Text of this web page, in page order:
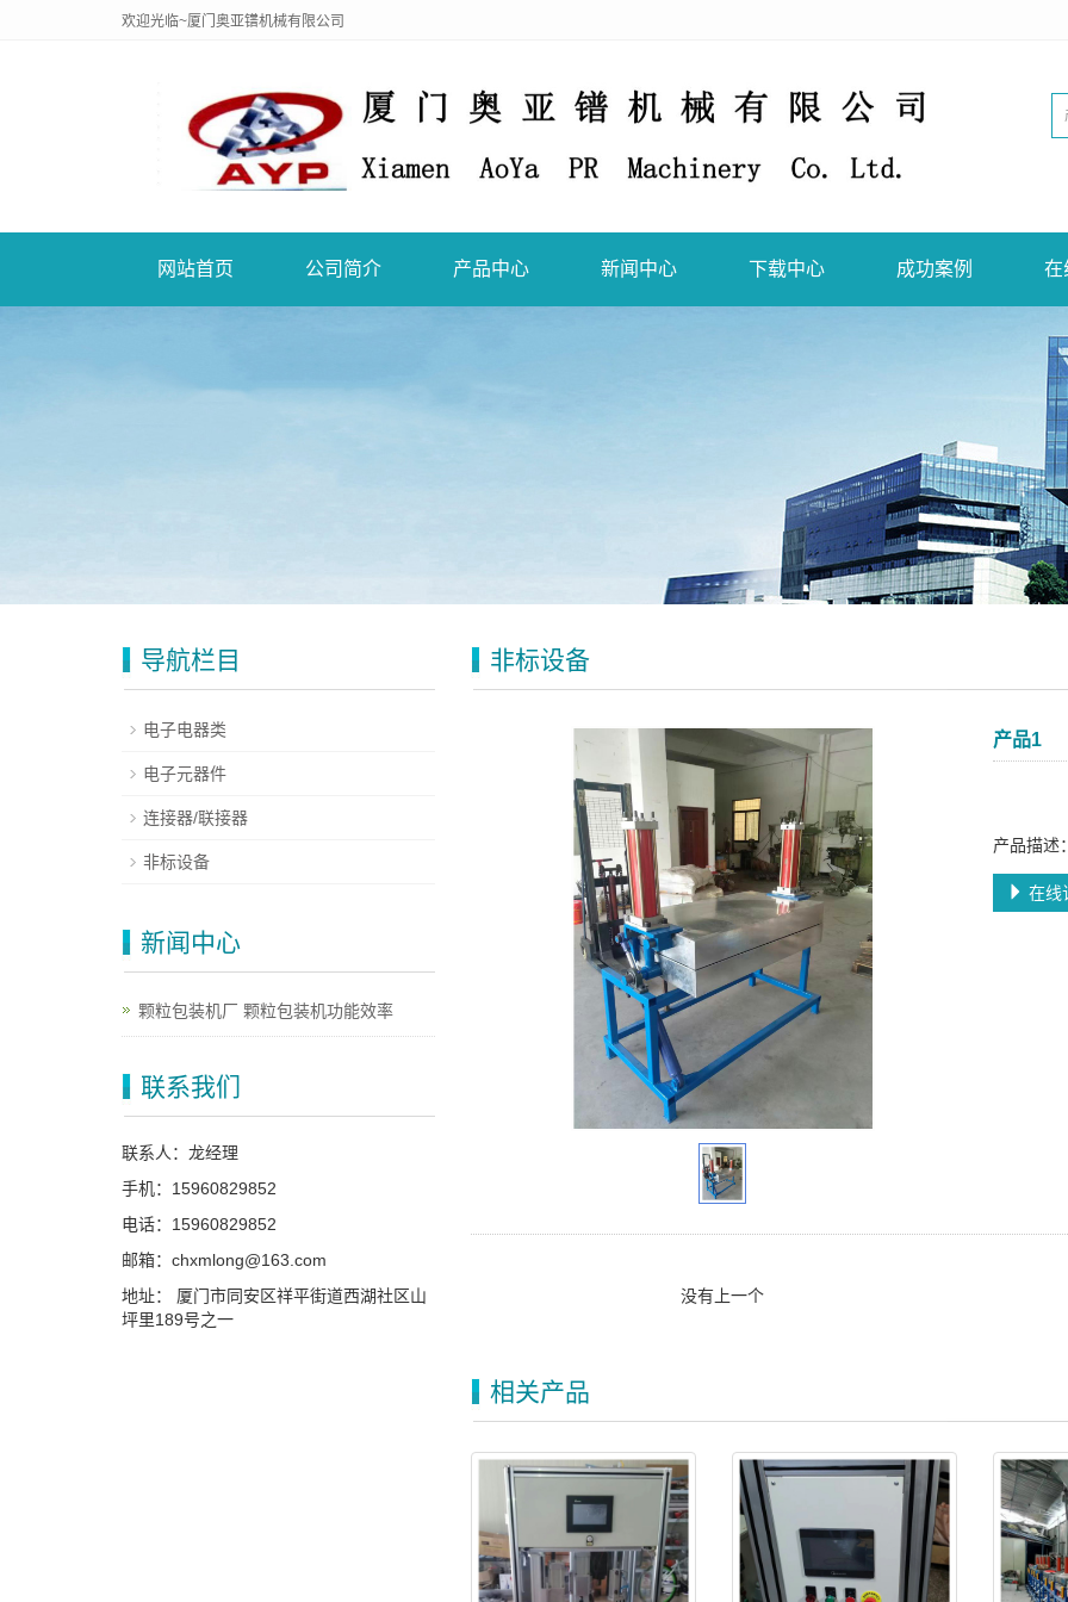
欢迎光临~厦门奥亚镨机械有限公司
网站首页 公司简介 产品中心 新闻中心 下载中心 成功案例 在
非标设备
产品1
产品描述
在线
没有上一个
相关产品
导航栏目
电子电器类
电子元器件
连接器/联接器
非标设备
新闻中心
颗粒包装机厂 颗粒包装机功能效率
联系我们
联系人：龙经理
手机：15960829852
电话：15960829852
邮箱：chxmlong@163.com
地址： 厦门市同安区祥平街道西湖社区山
坪里189号之一